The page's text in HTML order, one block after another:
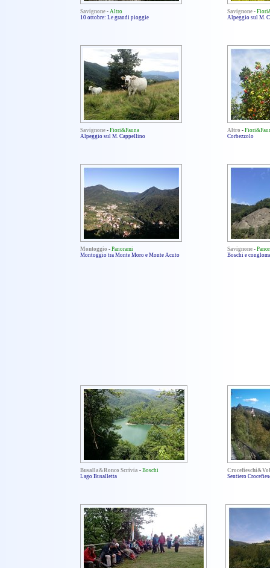
Savignone - Altro
10 ottobre: Le grandi pioggie
Savignone -
Alpeggio sul M.
Savignone - Fiori&Fauna
Alpeggio sul M. Cappellino
Altro -
Corbezzolo
Montoggio - Panorami
Montoggio tra Monte Moro e Monte Acuto
Savignone -
Boschi e
Busalla&Ronco Scrivia - Boschi
Lago Busalletta
Sentiero